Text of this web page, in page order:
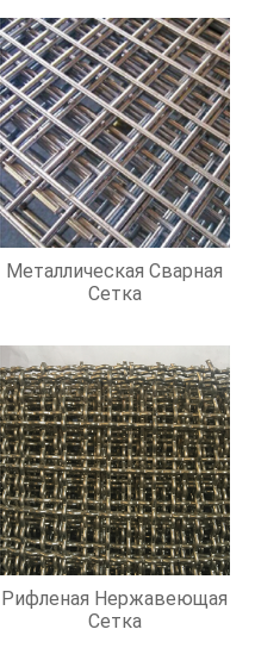
Металлическая Сварная
Сетка
Рифленая Нержавеющая
Сетка